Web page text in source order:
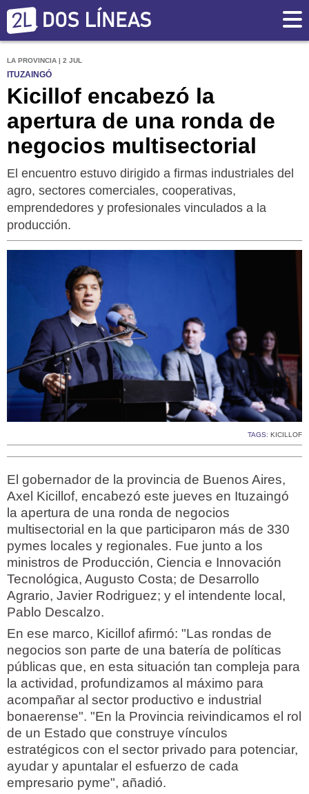
LA PROVINCIA | 2 JUL
ITUZAINGÓ
Kicillof encabezó la
apertura de una ronda de
negocios multisectorial
El encuentro estuvo dirigido a firmas industriales del
agro, sectores comerciales, cooperativas,
emprendedores y profesionales vinculados a la
producción.
TAGS: KICILLOF
El gobernador de la provincia de Buenos Aires,
Axel Kicillof, encabezó este jueves en Ituzaingó
la apertura de una ronda de negocios
multisectorial en la que participaron más de 330
pymes locales y regionales. Fue junto a los
ministros de Producción, Ciencia e Innovación
Tecnológica, Augusto Costa; de Desarrollo
Agrario, Javier Rodriguez; y el intendente local,
Pablo Descalzo.
En ese marco, Kicillof afirmó: "Las rondas de
negocios son parte de una batería de políticas
públicas que, en esta situación tan compleja para
la actividad, profundizamos al máximo para
acompañar al sector productivo e industrial
bonaerense". "En la Provincia reivindicamos el rol
de un Estado que construye vínculos
estratégicos con el sector privado para potenciar,
ayudar y apuntalar el esfuerzo de cada
empresario pyme", añadió.